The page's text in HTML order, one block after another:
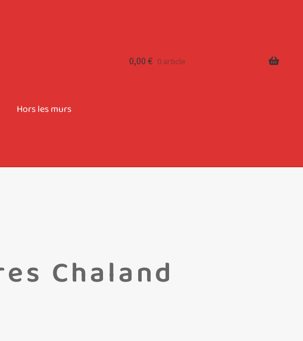
Hors les murs
0,00 € 0 article
Chaland